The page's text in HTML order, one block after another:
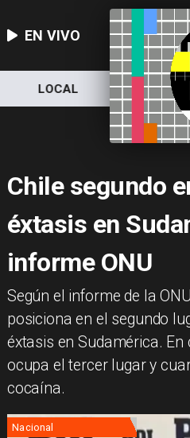
EN VIVO
LOCAL
Chile segundo
éxtasis en
informe ONU
Según el informe de la
posiciona en el segundo
éxtasis en Sudamérica.
ocupa el tercer lugar y
cocaína.
Nacional